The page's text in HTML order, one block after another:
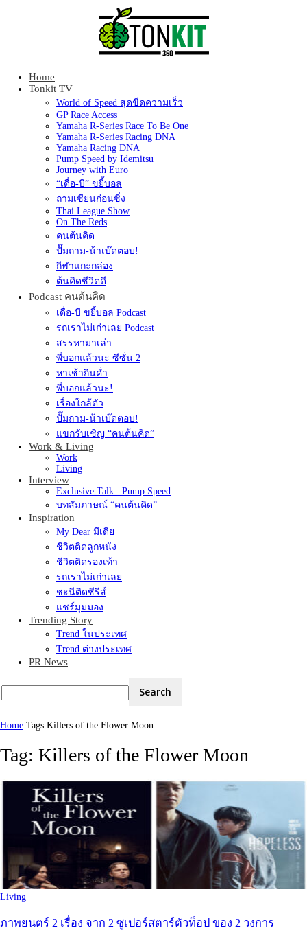
Home
Tonkit TV
World of Speed สุดขีดความเร็ว
GP Race Access
Yamaha R-Series Race To Be One
Yamaha R-Series Racing DNA
Yamaha Racing DNA
Pump Speed by Idemitsu
Journey with Euro
“เดื่อ-บี” ขยี้บอล
ถามเซียนก่อนซิ่ง
Thai League Show
On The Reds
คนต้นคิด
ปั๊มถาม-น้าเบ๊ดตอบ!
กีฬาแกะกล่อง
ต้นคิดชีวิตดี
Podcast คนต้นคิด
เดื่อ-บี ขยี้บอล Podcast
รถเราไม่เก่าเลย Podcast
สรรหามาเล่า
พี่บอกแล้วนะ ซีซั่น 2
หาเช้ากินค่ำ
พี่บอกแล้วนะ!
เรื่องใกล้ตัว
ปั๊มถาม-น้าเบ๊ดตอบ!
แขกรับเชิญ “คนต้นคิด”
Work & Living
Work
Living
Interview
Exclusive Talk : Pump Speed
บทสัมภาษณ์ “คนต้นคิด”
Inspiration
My Dear มีเดีย
ชีวิตติดลูกหนัง
ชีวิตติดรองเท้า
รถเราไม่เก่าเลย
ชะนีติดซีรีส์
แชร์มุมมอง
Trending Story
Trend ในประเทศ
Trend ต่างประเทศ
PR News
Home Tags Killers of the Flower Moon
Tag: Killers of the Flower Moon
Living
ภาพยนตร์ 2 เรื่อง จาก 2 ซูเปอร์สตาร์ตัวท็อป ของ 2 วงการ